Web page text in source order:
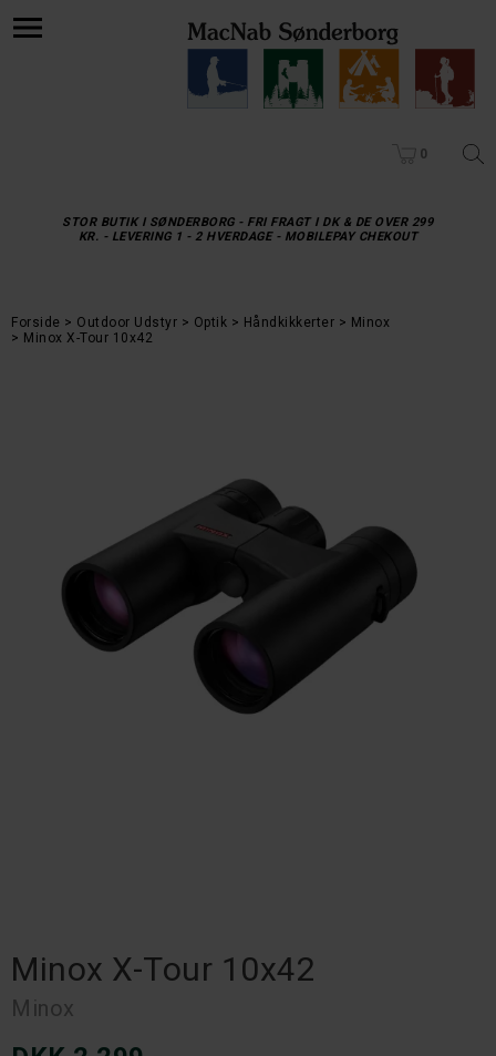
0
STOR BUTIK I SØNDERBORG - FRI FRAGT I DK & DE OVER 299
KR. - LEVERING 1 - 2 HVERDAGE - MOBILEPAY CHEKOUT
Forside Outdoor Udstyr Optik Håndkikkerter
Minox
Minox X-Tour 10x42
Minox X-Tour 10x42
Minox